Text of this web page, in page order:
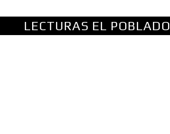
LECTURAS EL POBLADO